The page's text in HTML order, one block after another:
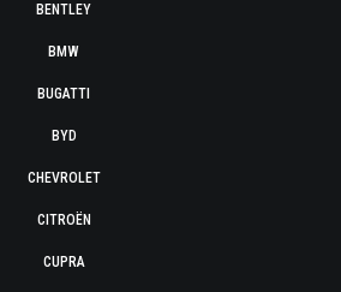
BENTLEY
BMW
BUGATTI
BYD
CHEVROLET
CITROËN
CUPRA